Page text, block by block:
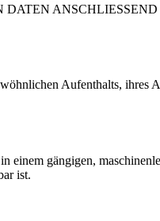
DATEN
Aufenthalts, ihres
einem gängigen,
ist.